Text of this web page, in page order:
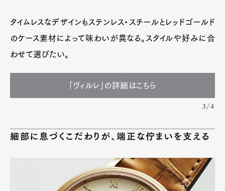
タイムレスなデザインもステンレス・スチールとレッドゴールド
のケース素材によって味わいが異なる。スタイルや好みに合
わせて選びたい。
「ヴィルレ」の詳細はこちら
3/4
細部に息づくこだわりが、端正な佇まいを支える